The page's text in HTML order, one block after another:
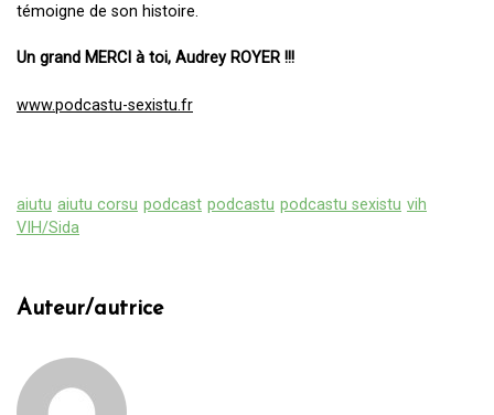
témoigne de son histoire.
Un grand MERCI à toi, Audrey ROYER !!!
www.podcastu-sexistu.fr
aiutu aiutu corsu podcast podcastu podcastu sexistu vih
VIH/Sida
Auteur/autrice